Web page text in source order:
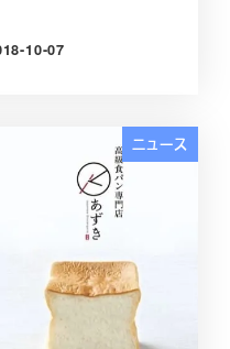
日
10-07
ニュース